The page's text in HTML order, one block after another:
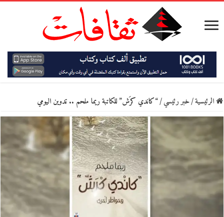
الرئيسية/خبر رئيسي/“كاندي كرَش” للكاتبة ريما ملحم .. تدوين اليومي